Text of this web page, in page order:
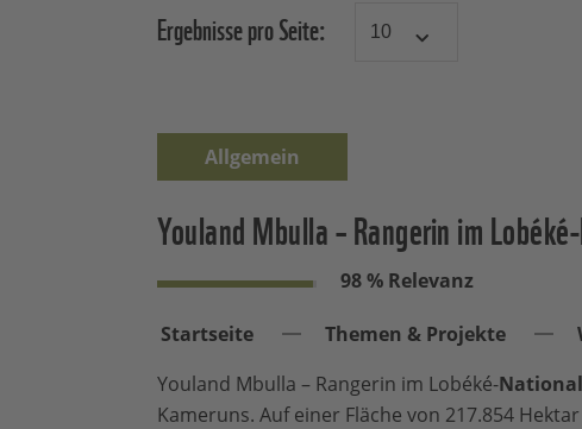
Ergebnisse pro Seite:
Allgemein
Youland Mbulla – Rangerin im
98 % Relevanz
Startseite Themen & Projekte
Youland Mbulla – Rangerin im Lobéké-
Kameruns. Auf einer Fläche von 217.854